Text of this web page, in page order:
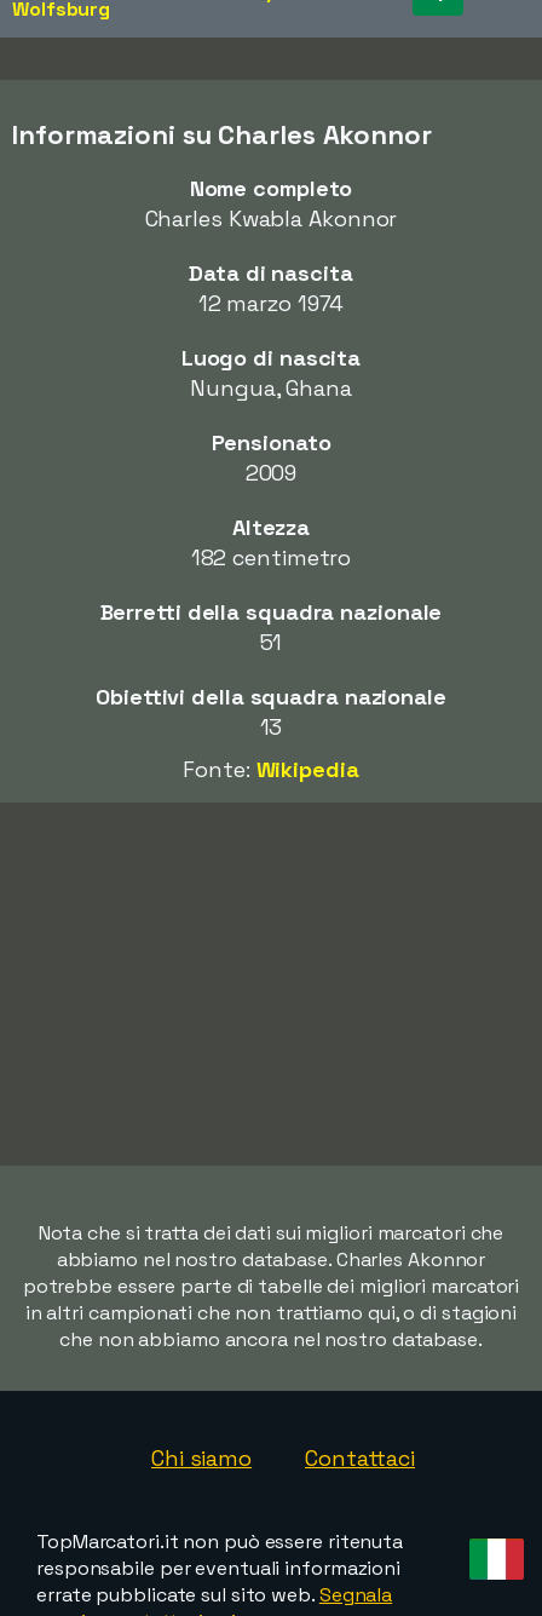
Wolfsburg
Informazioni su Charles Akonnor
Nome completo
Charles Kwabla Akonnor
Data di nascita
12 marzo 1974
Luogo di nascita
Nungua, Ghana
Pensionato
2009
Altezza
182 centimetro
Berretti della squadra nazionale
51
Obiettivi della squadra nazionale
13
Fonte: Wikipedia
Nota che si tratta dei dati sui migliori marcatori che
abbiamo nel nostro database. Charles Akonnor
potrebbe essere parte di tabelle dei migliori marcatori
in altri campionati che non trattiamo qui, o di stagioni
che non abbiamo ancora nel nostro database.
Chi siamo Contattaci
TopMarcatori.it non può essere ritenuta
responsabile per eventuali informazioni
errate pubblicate sul sito web.Segnala